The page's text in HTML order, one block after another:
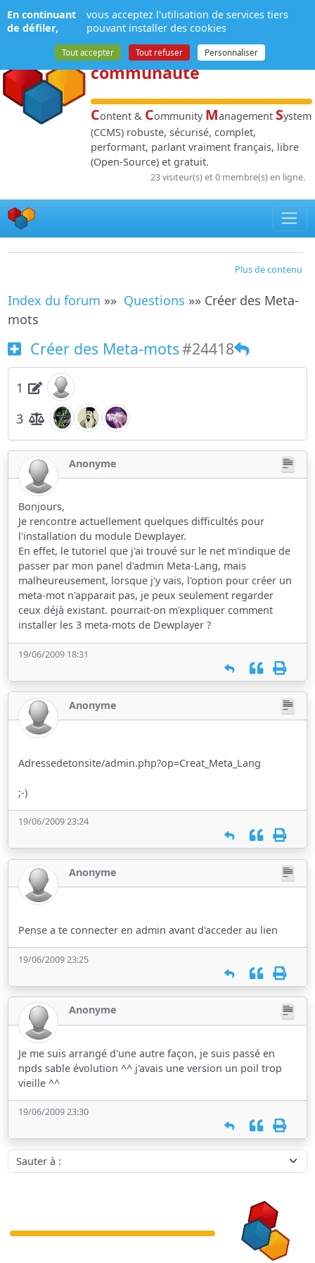
NPDS:Gestion de
contenuet de
communauté
Content & Community Management System
(CCMS) robuste, sécurisé, complet,
performant, parlant vraiment français, libre
(Open-Source) et gratuit.
23 visiteur(s) et 0 membre(s) en ligne.
Plus de contenu
Index du forum »» Questions »» Créer des Meta-
mots
Créer des Meta-mots#24418
1
3
Anonyme
Bonjours,
Je rencontre actuellement quelques difficultés pour
l'installation du module Dewplayer.
En effet, le tutoriel que j'ai trouvé sur le net m'indique de
passer par mon panel d'admin Meta-Lang, mais
malheureusement, lorsque j'y vais, l'option pour créer un
meta-mot n'apparait pas, je peux seulement regarder
ceux déjà existant. pourrait-on m'expliquer comment
installer les 3 meta-mots de Dewplayer ?
19/06/2009 18:31
Anonyme
Adressedetonsite/admin.php?op=Creat_Meta_Lang
;-)
19/06/2009 23:24
Anonyme
Pense a te connecter en admin avant d'acceder au lien
19/06/2009 23:25
Anonyme
Je me suis arrangé d'une autre façon, je suis passé en
npds sable évolution ^^ j'avais une version un poil trop
vieille ^^
19/06/2009 23:30
Sauter à :
Panneau de gestion des cookies
En continuant
de défiler,
vous acceptez l'utilisation de services tiers
pouvant installer des cookies
Tout accepter Tout refuser Personnaliser